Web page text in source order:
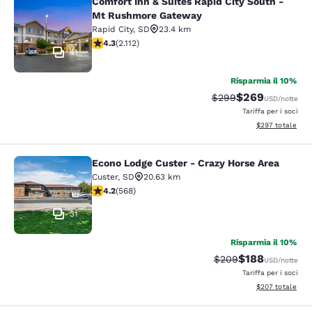
Comfort Inn & Suites Rapid City
41
Mt Rushmore Gateway
Rapid City, SD
23.4 km
Valutazione di 4.34 stelle. Ottimo. 2112 recensioni
4.3(2.112)
Risparmia il 10%
Tariffa di barratura:
$299Tariffa
$269USD/notte
Tariffa per i soci
Visualizza i
$297 totale
Econo Lodge Custer - Crazy Horse
31
Econo Lodge Custer - Crazy Horse Area
Custer, SD
20.63 km
Valutazione di 4.24 stelle. Ottimo. 568 recensioni
4.2(568)
Risparmia il 10%
Tariffa di barratura:
$209Tariffa
$188USD/notte
Tariffa per i soci
Visualizza i
$207 totale